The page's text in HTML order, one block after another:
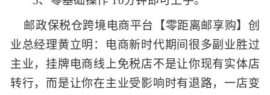
邮政保税仓跨境电商平台【零距离邮享购】创
业总经理黄立明：电商新时代期间很多副业胜过
主业，挂牌电商线上免税店不是让你现有实体店
转行，而是让你在主业受影响时有退路，一店变